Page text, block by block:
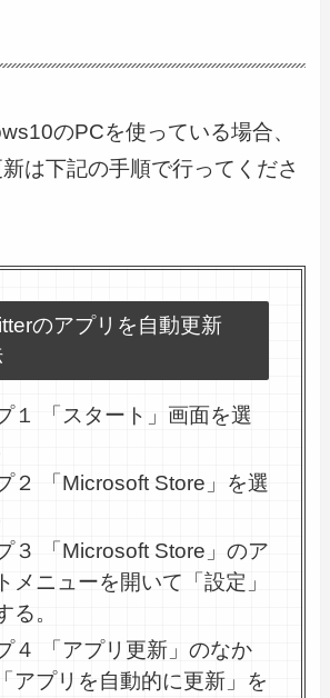
のPCを使っている場合、
は下記の手順で行ってくださ
のアプリを自動更新
１ 「スタート」画面を選
２ 「Microsoft Store」を選
３ 「Microsoft Store」のア
メニューを開いて「設定」
る。
４ 「アプリ更新」のなか
アプリを自動的に更新」を